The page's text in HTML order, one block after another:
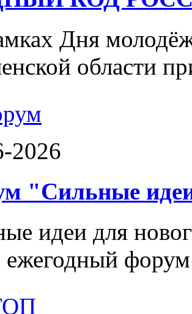
Дня
области
2026
"Сильные
идеи для